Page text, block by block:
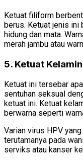
Ketuat filiform
berus. Ketuat jenis ini
hidung dan mata.
merah jambu atau
5. Ketuat Kelamin
Ketuat ini tersebar
sentuhan seksual
ketuat ini. Ketuat
berwarna seperti
Varian virus HPV
terutamanya pada
serviks atau kanser